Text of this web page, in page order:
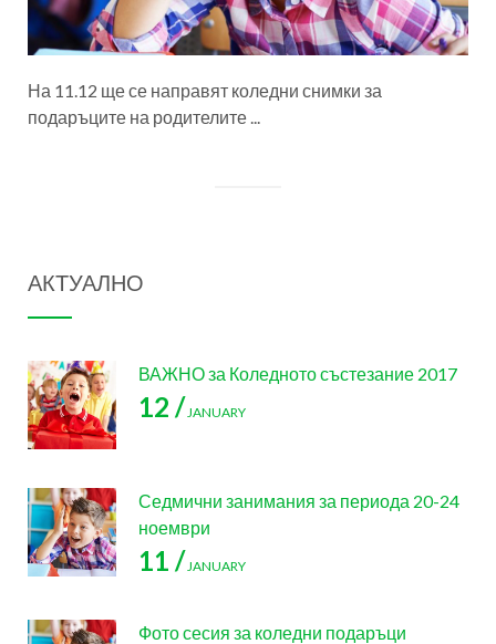
На 11.12 ще се направят коледни снимки за
подаръците на родителите ...
АКТУАЛНО
ВАЖНО за Коледното състезание 2017
12 / JANUARY
Седмични занимания за периода 20-24
ноември
11 / JANUARY
Фото сесия за коледни подаръци